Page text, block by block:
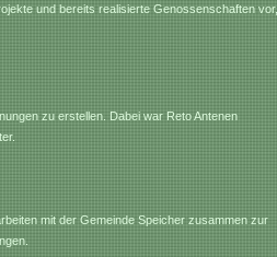
und bereits realisierte Genossenschaften vor,
zu erstellen. Dabei war Reto Antenen
mit der Gemeinde Speicher zusammen zur